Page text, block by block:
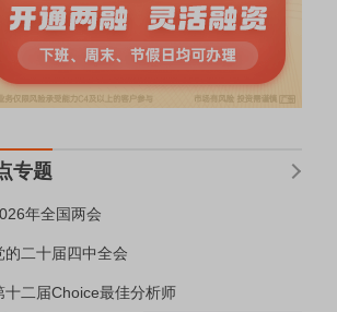
专题
年全国两会
的二十届四中全会
十二届Choice最佳分析师